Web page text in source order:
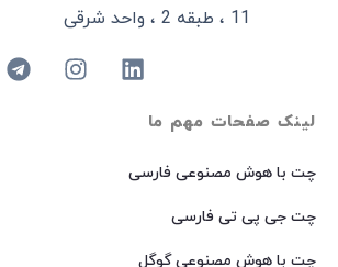
لینک صفحات مهم ما
چت با هوش مصنوعی فارسی
چت جی پی تی فارسی
چت با هوش مصنوعی گوگل
11 ، طبقه 2 ، واحد شرقی